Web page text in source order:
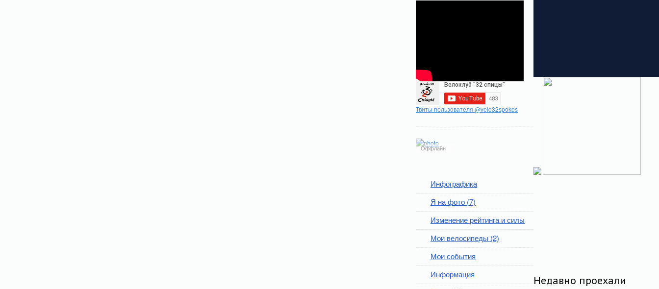
Недавно проехали
Твиты пользователя @velo32spokes
Оффлайн
Инфографика
Я на фото (7)
Изменение рейтинга и силы
Мои велосипеды (2)
Мои события
Информация